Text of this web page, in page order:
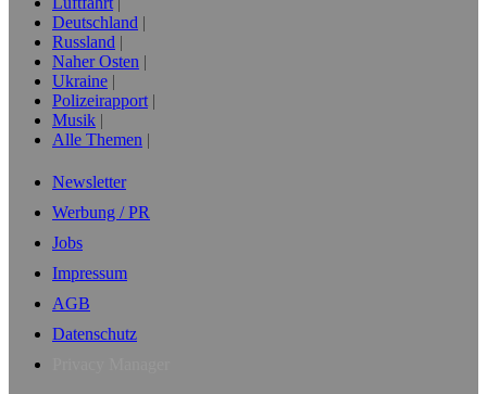
Deutschland
Russland
Naher Osten
Ukraine
Polizeirapport
Musik
Alle Themen
Newsletter
Werbung / PR
Jobs
Impressum
AGB
Datenschutz